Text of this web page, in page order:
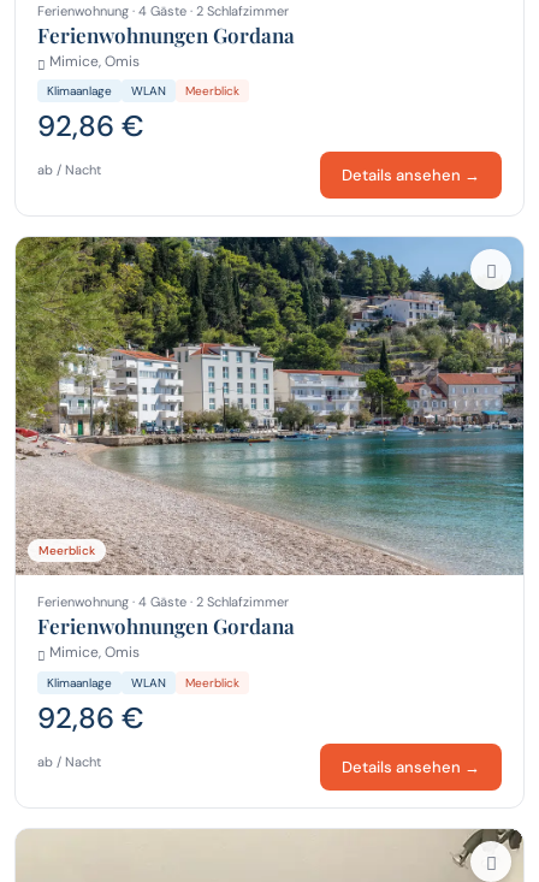
Ferienwohnung · 4 Gäste · 2 Schlafzimmer
Ferienwohnungen Gordana
Mimice, Omis
Klimaanlage WLAN Meerblick
92,86 €
ab / Nacht Details ansehen →
Meerblick
Ferienwohnung · 4 Gäste · 2 Schlafzimmer
Ferienwohnungen Gordana
Mimice, Omis
Klimaanlage WLAN Meerblick
92,86 €
ab / Nacht Details ansehen →